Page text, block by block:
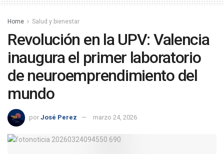
Home Salud y bienestar
Revolución en la UPV: Valencia
inaugura el primer laboratorio
de neuroemprendimiento del
mundo
por José Perez marzo 24, 2026